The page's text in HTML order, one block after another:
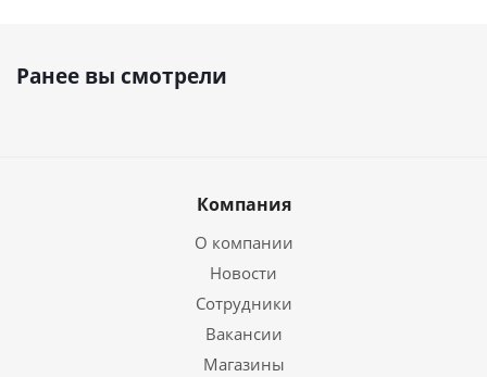
Ранее вы смотрели
Компания
О компании
Новости
Сотрудники
Вакансии
Магазины